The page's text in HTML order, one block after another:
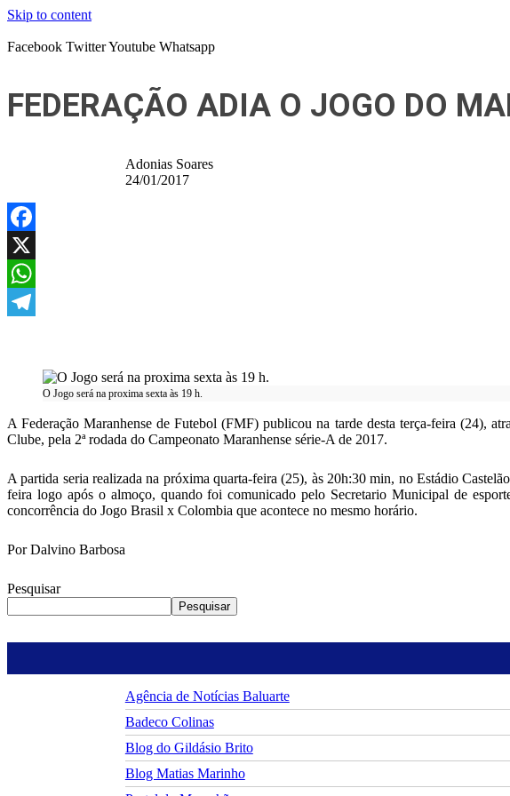
Skip to content
Facebook TwitterYoutube Whatsapp
FEDERAÇÃO ADIA O JOGO DO
Adonias Soares
24/01/2017
Facebook
X
WhatsApp
O Jogo será na proxima sexta às 19 h.
A Federação Maranhense de Futebol (FMF) publicou na tarde desta terça-feira (24),
Clube, pela 2ª rodada do Campeonato Maranhense série-A de 2017.
A partida seria realizada na próxima quarta-feira (25), às 20h:30 min, no Estádio
feira logo após o almoço, quando foi comunicado pelo Secretario Municipal de
concorrência do Jogo Brasil x Colombia que acontece no mesmo horário.
Por Dalvino Barbosa
Pesquisar
Pesquisar
Agência de Notícias Baluarte
Badeco Colinas
Blog do Gildásio Brito
Blog Matias Marinho